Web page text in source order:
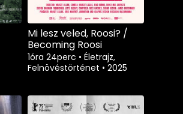
Mi lesz veled, Roosi? /
Becoming Roosi
1óra 24perc • Életrajz,
Felnövéstörténet • 2025